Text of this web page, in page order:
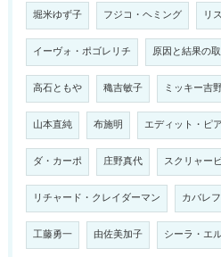
堀米ゆず子 フジコ・ヘミング リ
イーヴォ・ポゴレリチ 原因と結果の
高石ともや 穐吉敏子 ミッキー吉
山本直純 布施明 エディット・ピ
ダ・カーポ 庄野真代 スクリャー
リチャード・クレイダーマン カバレ
工藤勇一 由佐美加子 シーラ・エ